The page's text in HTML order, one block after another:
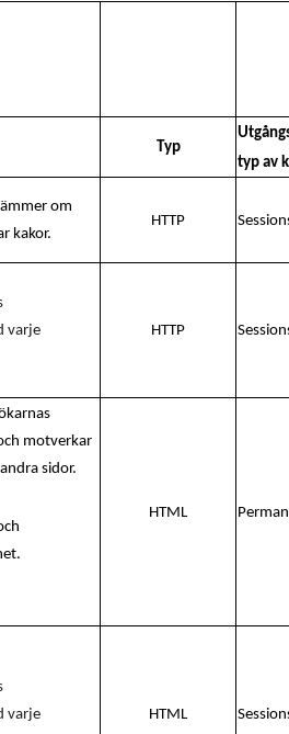
Typ
typ av
om
kakor.
HTTP
varje
HTTP
motverkar
sidor.
HTML
varje
HTML